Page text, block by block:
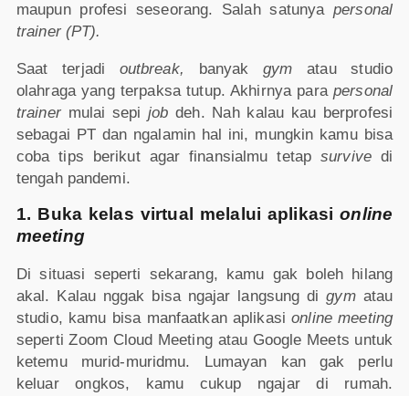
maupun profesi seseorang. Salah satunyapersonal
trainer (PT).
Saat terjadi outbreak, banyakgym atau studio
olahraga yang terpaksa tutup. Akhirnya parapersonal
trainermulai sepijob deh. Nah kalau kau berprofesi
sebagai PT dan ngalamin hal ini, mungkin kamu bisa
coba tips berikut agar finansialmu tetapsurvivedi
tengah pandemi.
1. Buka kelas virtual melalui aplikasionline
meeting
Di situasi seperti sekarang, kamu gak boleh hilang
akal. Kalau nggak bisa ngajar langsung digym atau
studio, kamu bisa manfaatkan aplikasionline meeting
seperti Zoom Cloud Meeting atau Google Meets untuk
ketemu murid-muridmu. Lumayan kan gak perlu
keluar ongkos, kamu cukup ngajar di rumah.